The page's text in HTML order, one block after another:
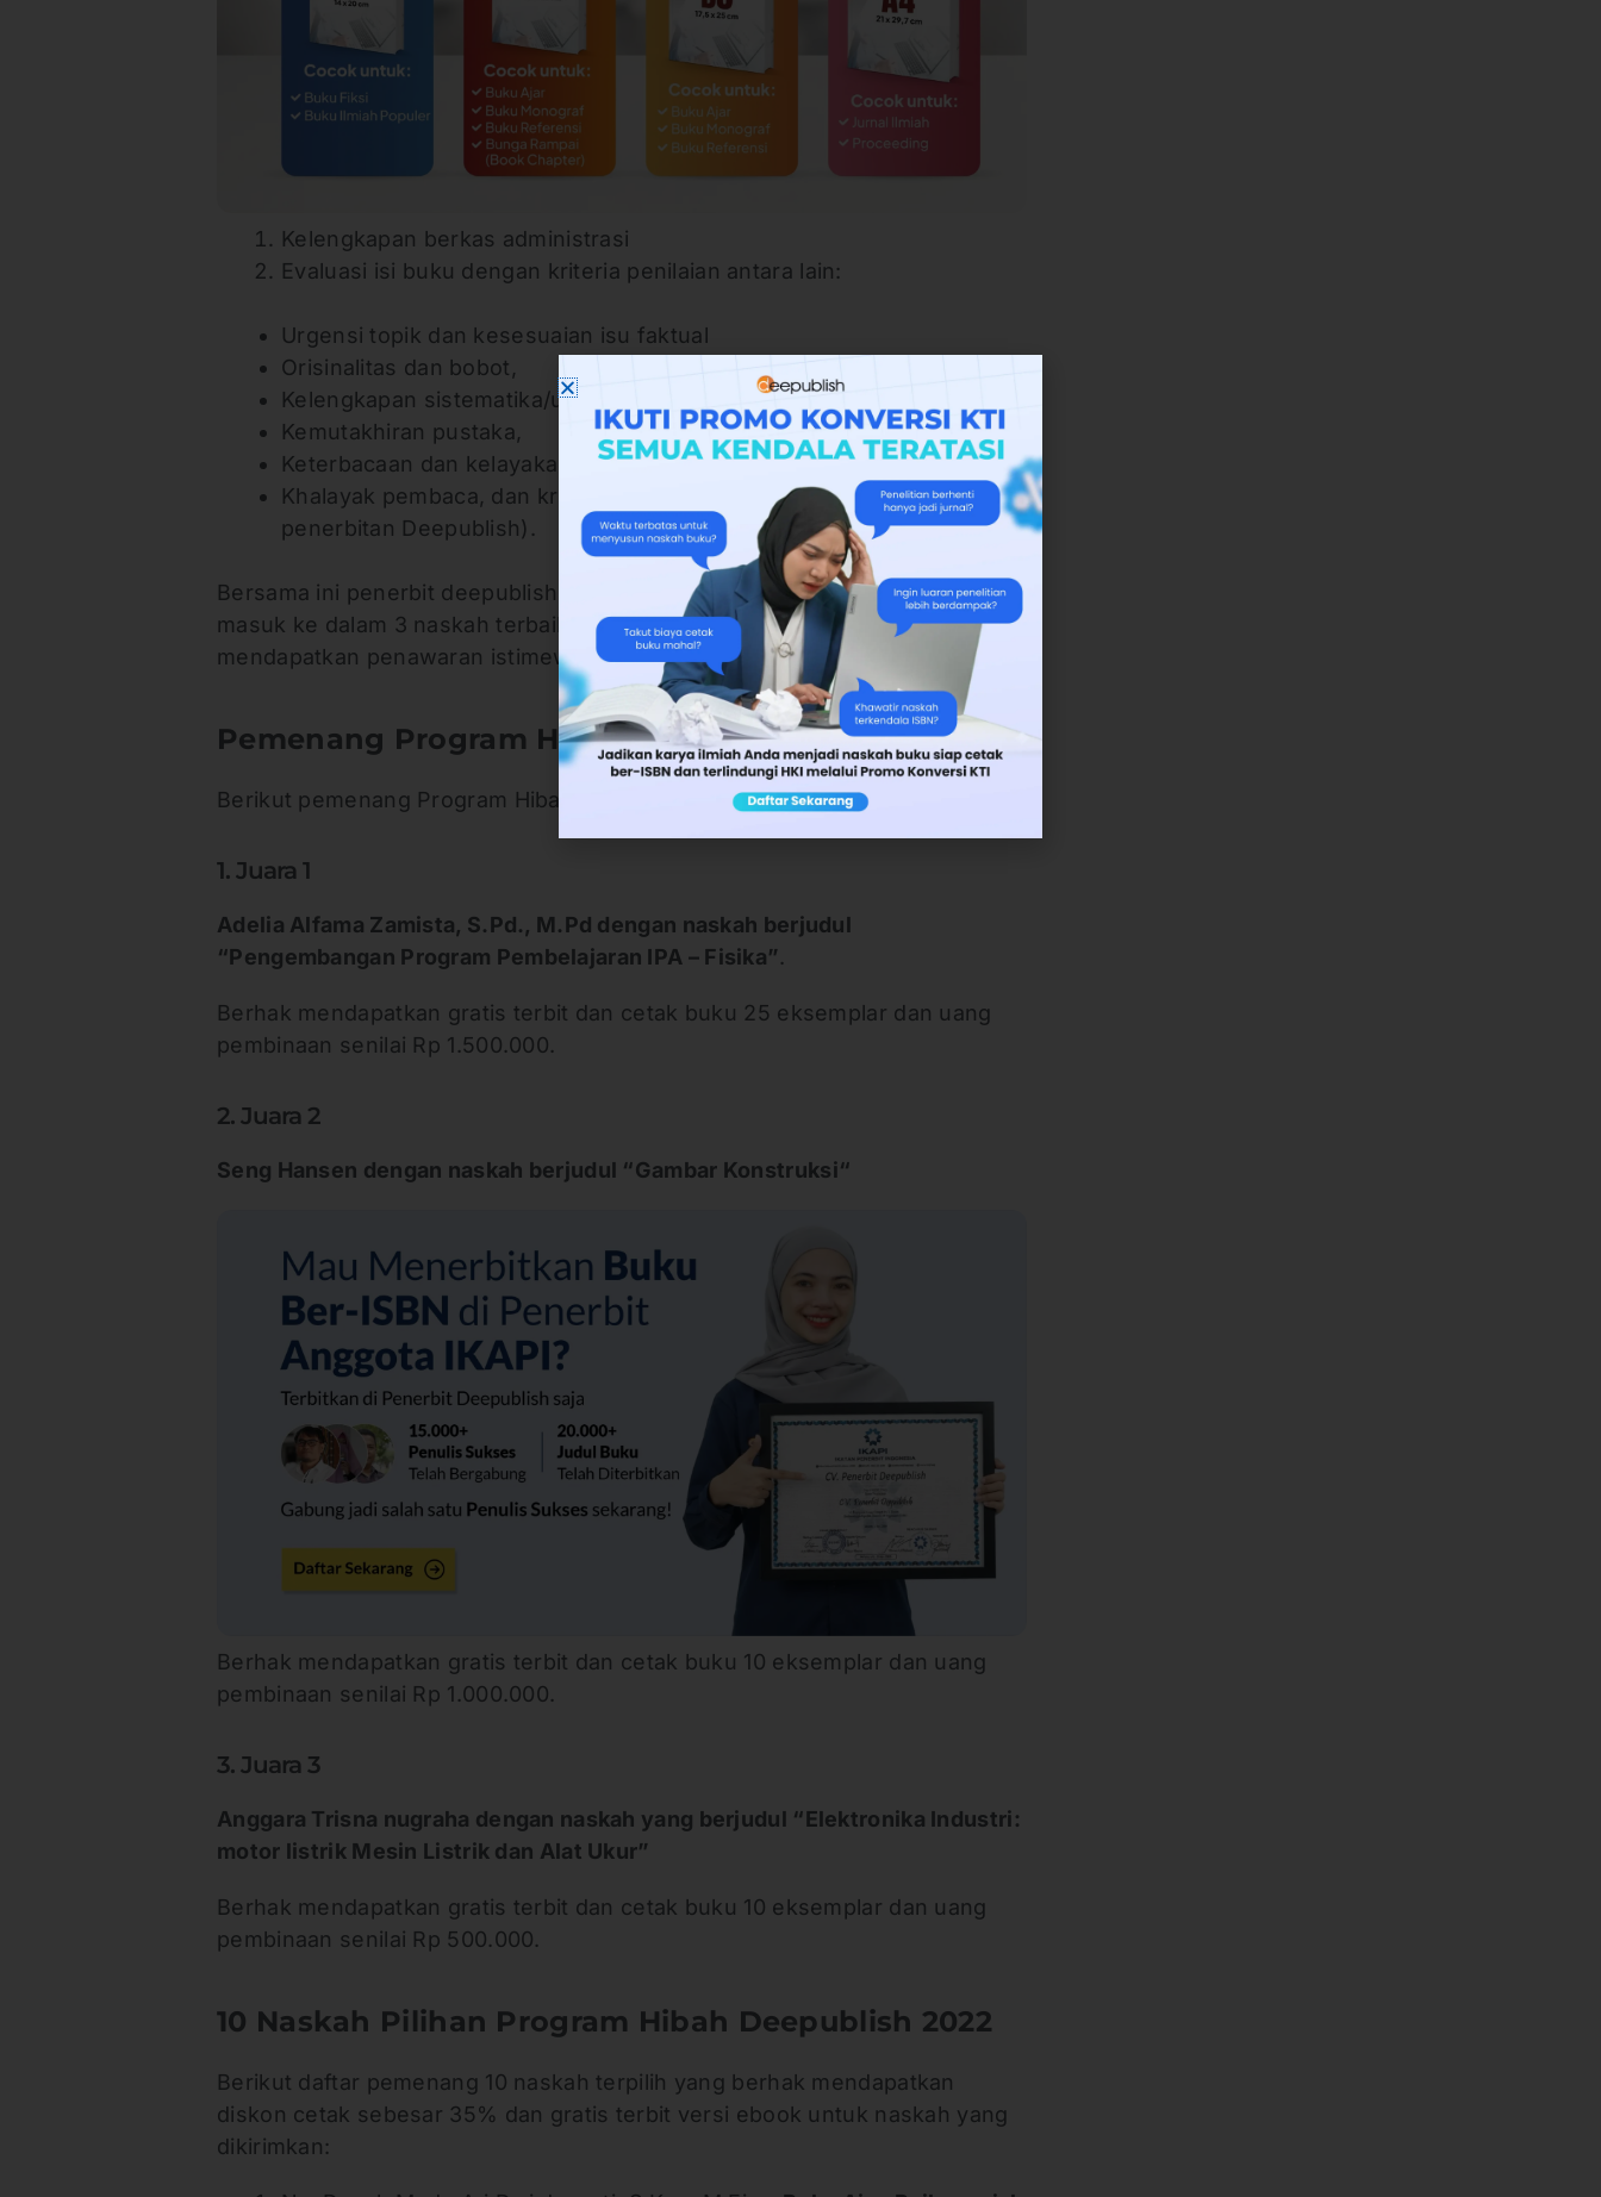
Kelengkapan berkas administrasi
Evaluasi isi buku dengan kriteria penilaian antara lain:
Urgensi topik dan kesesuaian isu faktual
Orisinalitas dan bobot,
Kelengkapan sistematika/unsur buku,
Kemutakhiran pustaka,
Keterbacaan dan kelayakan terbit,
Khalayak pembaca, dan kriteria lainnya (pertimbangan dewan
penerbitan Deepublish).
Bersama ini penerbit deepublish mengumumkan para pemenang yang
masuk ke dalam 3 naskah terbaik maupun 10 naskah terpilih yang berhak
mendapatkan penawaran istimewa.
Pemenang Program Hibah Deepublish 2022
Berikut pemenang Program Hibah Deepublish 2022
1. Juara 1
Adelia Alfama Zamista, S.Pd., M.Pd dengan naskah berjudul
“Pengembangan Program Pembelajaran IPA – Fisika”.
Berhak mendapatkan gratis terbit dan cetak buku 25 eksemplar dan uang
pembinaan senilai Rp 1.500.000.
2. Juara 2
Seng Hansen dengan naskah berjudul “Gambar Konstruksi“
Berhak mendapatkan gratis terbit dan cetak buku 10 eksemplar dan uang
pembinaan senilai Rp 1.000.000.
3. Juara 3
Anggara Trisna nugraha dengan naskah yang berjudul “Elektronika Industri:
motor listrik Mesin Listrik dan Alat Ukur”
Berhak mendapatkan gratis terbit dan cetak buku 10 eksemplar dan uang
pembinaan senilai Rp 500.000.
10 Naskah Pilihan Program Hibah Deepublish 2022
Berikut daftar pemenang 10 naskah terpilih yang berhak mendapatkan
diskon cetak sebesar 35% dan gratis terbit versi ebook untuk naskah yang
dikirimkan: